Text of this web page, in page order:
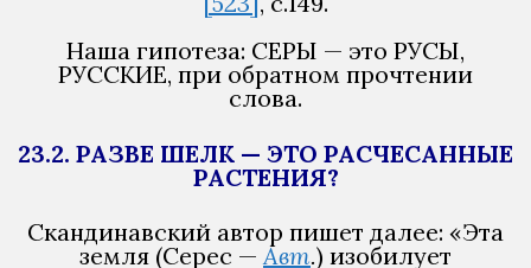
Наша гипотеза: СЕРЫ — это РУСЫ,
РУССКИЕ, при обратном прочтении
слова.
23.2. РАЗВЕ ШЕЛК — ЭТО РАСЧЕСАННЫЕ
РАСТЕНИЯ?
Скандинавский автор пишет далее: «Эта
земля (Серес —Авт.) изобилует